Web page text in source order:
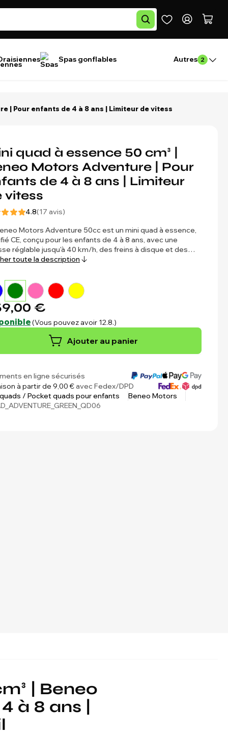
Spas gonflables Autres 2
| Pour enfants de 4 à 8 ans | Limiteur de vitess
quad à essence 50 cm³ |
Motors Adventure | Pour
de 4 à 8 ans | Limiteur
vitess
4.8(17 avis)
Motors Adventure 50cc est un mini quad à essence,
CE, conçu pour les enfants de 4 à 8 ans, avec une
réglable jusqu'à 40 km/h, des freins à disque et des…
toute la description
€
(Vous pouvez avoir 12.8.)
Ajouter au panier
en ligne sécurisés
à partir de 9,00 €avec Fedex/DPD
/ Pocket quads pour enfants
Beneo Motors
| Beneo
à 8 ans |